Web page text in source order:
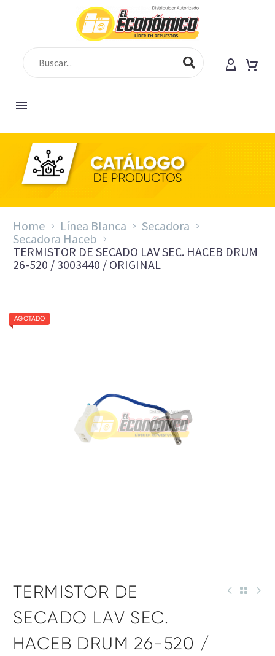
Home Línea Blanca
Secadora
Secadora Haceb
TERMISTOR DE SECADO LAV SEC. HACEB DRUM
26-520 / 3003440 / ORIGINAL
AGOTADO
TERMISTOR DE
SECADO LAV SEC.
HACEB DRUM 26-520 /